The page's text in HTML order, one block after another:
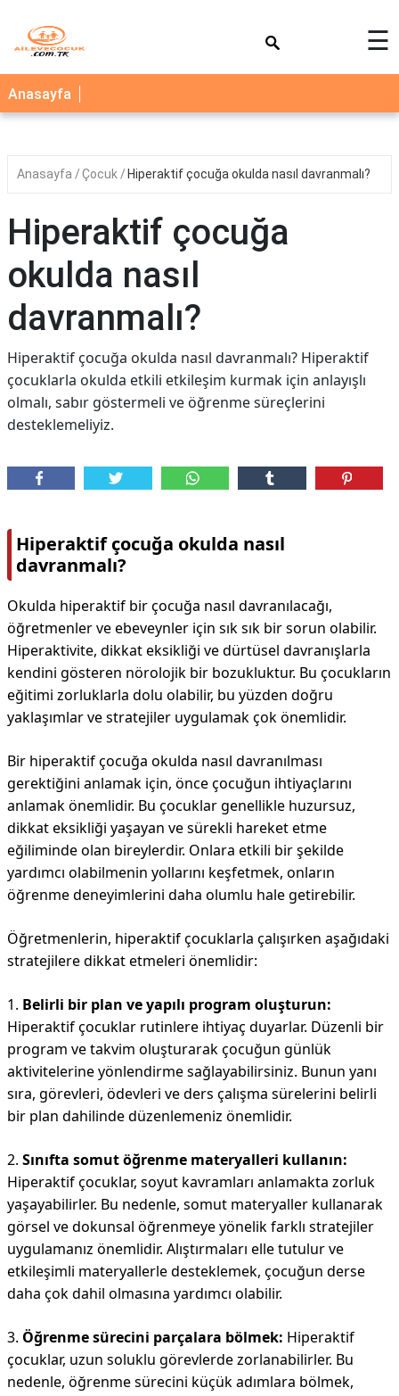
AİLE
ÇOCUK
SAĞLIK
BLOG
FAYDALI
BİLGİLER
TARİFLERİ
☰
Anasayfa
Anasayfa Çocuk Hiperaktif çocuğa okulda nasıl davranmalı?
Hiperaktif çocuğa
okulda nasıl
davranmalı?
Hiperaktif çocuğa okulda nasıl davranmalı? Hiperaktif
çocuklarla okulda etkili etkileşim kurmak için anlayışlı
olmalı, sabır göstermeli ve öğrenme süreçlerini
desteklemeliyiz.
Hiperaktif çocuğa okulda nasıl
davranmalı?
Okulda hiperaktif bir çocuğa nasıl davranılacağı,
öğretmenler ve ebeveynler için sık sık bir sorun olabilir.
Hiperaktivite, dikkat eksikliği ve dürtüsel davranışlarla
kendini gösteren nörolojik bir bozukluktur. Bu çocukların
eğitimi zorluklarla dolu olabilir, bu yüzden doğru
yaklaşımlar ve stratejiler uygulamak çok önemlidir.
Bir hiperaktif çocuğa okulda nasıl davranılması
gerektiğini anlamak için, önce çocuğun ihtiyaçlarını
anlamak önemlidir. Bu çocuklar genellikle huzursuz,
dikkat eksikliği yaşayan ve sürekli hareket etme
eğiliminde olan bireylerdir. Onlara etkili bir şekilde
yardımcı olabilmenin yollarını keşfetmek, onların
öğrenme deneyimlerini daha olumlu hale getirebilir.
Öğretmenlerin, hiperaktif çocuklarla çalışırken aşağıdaki
stratejilere dikkat etmeleri önemlidir:
1. Belirli bir plan ve yapılı program oluşturun:
Hiperaktif çocuklar rutinlere ihtiyaç duyarlar. Düzenli bir
program ve takvim oluşturarak çocuğun günlük
aktivitelerine yönlendirme sağlayabilirsiniz. Bunun yanı
sıra, görevleri, ödevleri ve ders çalışma sürelerini belirli
bir plan dahilinde düzenlemeniz önemlidir.
2. Sınıfta somut öğrenme materyalleri kullanın:
Hiperaktif çocuklar, soyut kavramları anlamakta zorluk
yaşayabilirler. Bu nedenle, somut materyaller kullanarak
görsel ve dokunsal öğrenmeye yönelik farklı stratejiler
uygulamanız önemlidir. Alıştırmaları elle tutulur ve
etkileşimli materyallerle desteklemek, çocuğun derse
daha çok dahil olmasına yardımcı olabilir.
3. Öğrenme sürecini parçalara bölmek: Hiperaktif
çocuklar, uzun soluklu görevlerde zorlanabilirler. Bu
nedenle, öğrenme sürecini küçük adımlara bölmek,